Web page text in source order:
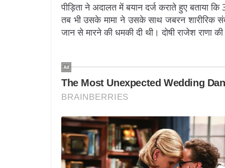
पीड़िता ने अदालत में बयान दर्ज कराते हुए
तब भी उसके मामा ने उसके साथ जबरन शारीरिक
जान से मारने की धमकी दी थी। दोषी राजेश राणा